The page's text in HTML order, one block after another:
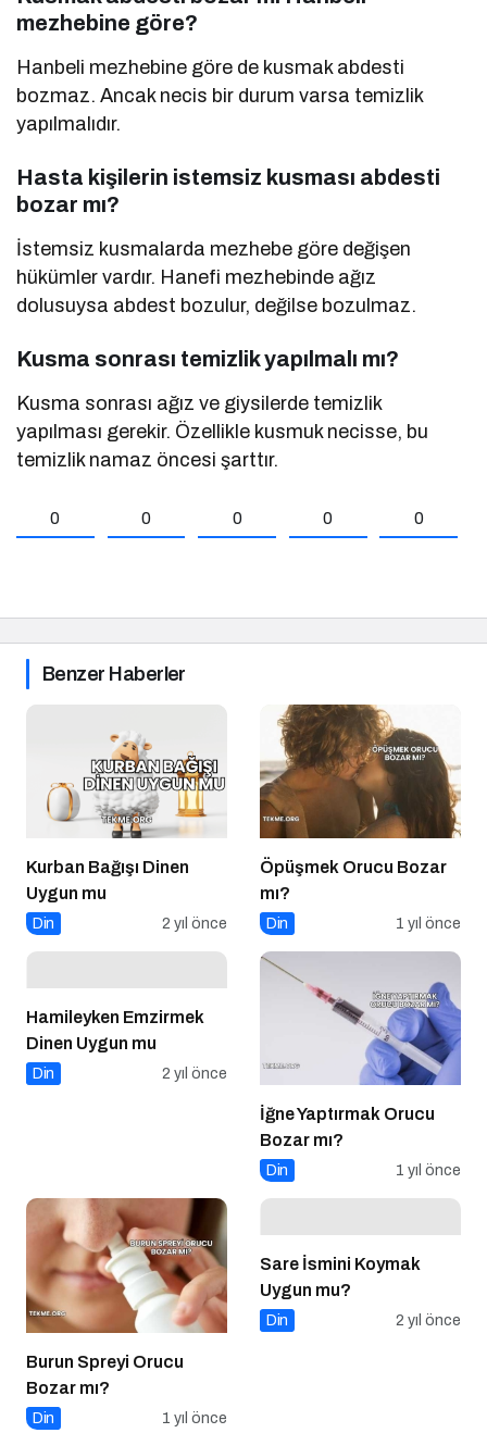
mezhebine göre?
Hanbeli mezhebine göre de kusmak abdesti
bozmaz. Ancak necis bir durum varsa temizlik
yapılmalıdır.
Hasta kişilerin istemsiz kusması abdesti
bozar mı?
İstemsiz kusmalarda mezhebe göre değişen
hükümler vardır. Hanefi mezhebinde ağız
dolusuysa abdest bozulur, değilse bozulmaz.
Kusma sonrası temizlik yapılmalı mı?
Kusma sonrası ağız ve giysilerde temizlik
yapılması gerekir. Özellikle kusmuk necisse, bu
temizlik namaz öncesi şarttır.
0 0 0 0 0
Benzer Haberler
Kurban Bağışı Dinen
Uygun mu
Din 2 yıl önce
Öpüşmek Orucu Bozar
mı?
Din 1 yıl önce
Hamileyken Emzirmek
Dinen Uygun mu
Din 2 yıl önce
İğne Yaptırmak Orucu
Bozar mı?
Din 1 yıl önce
Burun Spreyi Orucu
Bozar mı?
Din 1 yıl önce
Sare İsmini Koymak
Uygun mu?
Din 2 yıl önce